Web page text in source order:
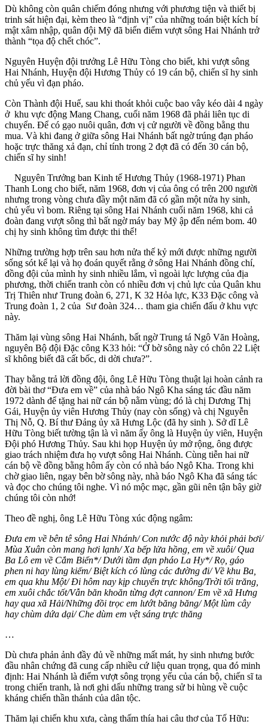
Dù không còn quân chiếm đóng nhưng với phương tiện và thiết bị
trinh sát hiện đại, kèm theo là “định vị” của những toán biệt kích bí
mật xâm nhập, quân đội Mỹ đã biến điểm vượt sông Hai Nhánh trở
thành “tọa độ chết chóc”.
Nguyên Huyện đội trưởng Lê Hữu Tòng cho biết, khi vượt sông
Hai Nhánh, Huyện đội Hương Thủy có 19 cán bộ, chiến sĩ hy sinh
chủ yếu vì đạn pháo.
Còn Thành đội Huế, sau khi thoát khỏi cuộc bao vây kéo dài 4 ngày
ở khu vực động Mang Chang, cuối năm 1968 đã phải liên tục di
chuyển. Để có gạo nuôi quân, đơn vị cử người về đồng bằng thu
mua. Và khi đang ở giữa sông Hai Nhánh bất ngờ trúng đạn pháo
hoặc trực thăng xả đạn, chỉ tính trong 2 đợt đã có đến 30 cán bộ,
chiến sĩ hy sinh!
Nguyên Trưởng ban Kinh tế Hương Thủy (1968-1971) Phan
Thanh Long cho biết, năm 1968, đơn vị của ông có trên 200 người
nhưng trong vòng chưa đầy một năm đã có gần một nửa hy sinh,
chủ yếu vì bom. Riêng tại sông Hai Nhánh cuối năm 1968, khi cả
đoàn đang vượt sông thì bất ngờ máy bay Mỹ ập đến ném bom. 40
chị hy sinh không tìm được thi thể!
Những trường hợp trên sau hơn nửa thế kỷ mới được những người
sống sót kể lại và họ đoán quyết rằng ở sông Hai Nhánh đồng chí,
đồng đội của mình hy sinh nhiều lắm, vì ngoài lực lượng của địa
phương, thời chiến tranh còn có nhiều đơn vị chủ lực của Quân khu
Trị Thiên như Trung đoàn 6, 271, K 32 Hỏa lực, K33 Đặc công và
Trung đoàn 1, 2 của Sư đoàn 324… tham gia chiến đấu ở khu vực
này.
Thăm lại vùng sông Hai Nhánh, bất ngờ Trung tá Ngô Văn Hoàng,
nguyên Bộ đội Đặc công K33 hỏi: “Ở bờ sông này có chôn 22 Liệt
sĩ không biết đã cất bốc, di dời chưa?”.
Thay bằng trả lời đồng đội, ông Lê Hữu Tòng thuật lại hoàn cảnh ra
đời bài thơ “Đưa em về” của nhà báo Ngô Kha sáng tác đầu năm
1972 dành để tặng hai nữ cán bộ nằm vùng; đó là chị Dương Thị
Gái, Huyện ủy viên Hương Thủy (nay còn sống) và chị Nguyễn
Thị Nỗ, Q. Bí thư Đảng ủy xã Hưng Lộc (đã hy sinh ). Sở dĩ Lê
Hữu Tòng biết tường tận là vì năm ấy ông là Huyện ủy viên, Huyện
Đội phó Hương Thủy. Sau khi họp Huyện ủy mở rộng, ông được
giao trách nhiệm đưa họ vượt sông Hai Nhánh. Cùng tiễn hai nữ
cán bộ về đồng bằng hôm ấy còn có nhà báo Ngô Kha. Trong khi
chờ giao liên, ngay bên bờ sông này, nhà báo Ngô Kha đã sáng tác
và đọc cho chúng tôi nghe. Vì nó mộc mạc, gần gũi nên tận bây giờ
chúng tôi còn nhớ!
Theo đề nghị, ông Lê Hữu Tòng xúc động ngâm:
Đưa em về bên tê sông Hai Nhánh/ Con nước độ này khỏi phải bơi/
Mùa Xuân còn mang hơi lạnh/ Xa bếp lửa hồng, em về xuôi/ Qua
Ba Lô em về Cắm Biển*/ Dưới tầm đạn pháo La Hy*/ Rọ, gáo
phen ni hay lùng kiếm/ Biệt kích có lùng các đường đi/ Về khu Ba,
em qua khu Một/ Đi hôm nay kịp chuyến trực không/Trời tối trăng,
em xuôi chắc tốt/Vẫn băn khoăn từng đợt cannon/ Em về xã Hưng
hay qua xã Hải/Những đồi trọc em lướt băng băng/ Một lùm cây
hay chùm dứa dại/ Che dùm em vệt sáng trực thăng
…
Dù chưa phản ảnh đầy đủ về những mất mát, hy sinh nhưng bước
đầu nhân chứng đã cung cấp nhiều cứ liệu quan trọng, qua đó minh
định: Hai Nhánh là điểm vượt sông trọng yếu của cán bộ, chiến sĩ ta
trong chiến tranh, là nơi ghi dấu những trang sử bi hùng về cuộc
kháng chiến thần thánh của dân tộc.
Thăm lại chiến khu xưa, càng thấm thía hai câu thơ của Tố Hữu: